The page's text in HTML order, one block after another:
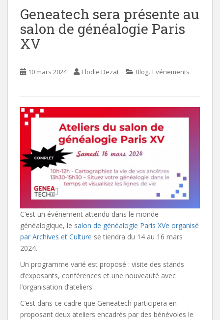
Geneatech sera présente au
salon de généalogie Paris
XV
10 mars 2024 Elodie Dezat Blog, Evénements
C’est un événement attendu dans le monde
généalogique, le salon de généalogie Paris XVe organisé
par Archives et Culture se tiendra du 14 au 16 mars
2024.
Un programme varié est proposé : visite des stands
d’exposants, conférences et une nouveauté avec
l’organisation d’ateliers.
C’est dans ce cadre que Geneatech participera en
proposant deux ateliers encadrés par des bénévoles le